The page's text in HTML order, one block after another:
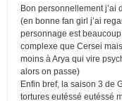
Bon personnellement j’ai
(en bonne fan girl j’ai
personnage est
complexe que Cersei
moins à Arya qui vire
alors on passe)
Enfin bref, la saison 3 de
tortures eutéssé eutéssé